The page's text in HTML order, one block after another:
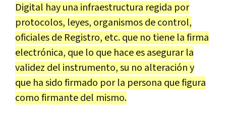
Digital hay una infraestructura regida por
protocolos, leyes, organismos de control,
oficiales de Registro, etc. que no tiene la firma
electrónica, que lo que hace es asegurar la
validez del instrumento, su no alteración y
que ha sido firmado por la persona que figura
como firmante del mismo.